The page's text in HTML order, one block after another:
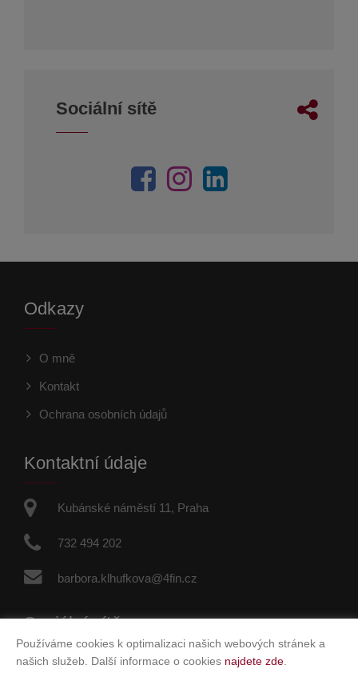
Sociální sítě
Odkazy
O mně
Kontakt
Ochrana osobních údajů
Kontaktní údaje
Kubánské náměstí 11, Praha
732 494 202
barbora.klhufkova@4fin.cz
Sociální sítě
Používáme cookies k optimalizaci našich webových stránek a
našich služeb. Další informace o cookies najdete zde